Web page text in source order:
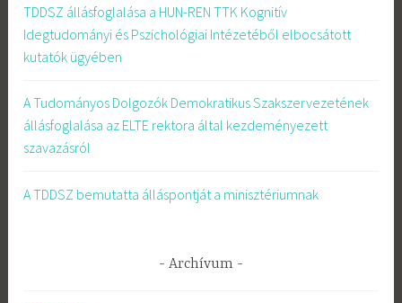
TDDSZ állásfoglalása a HUN-REN TTK Kognitív
Idegtudományi és Pszichológiai Intézetéből elbocsátott
kutatók ügyében
A Tudományos Dolgozók Demokratikus Szakszervezetének
állásfoglalása az ELTE rektora által kezdeményezett
szavazásról
A TDDSZ bemutatta álláspontját a minisztériumnak
Archívum